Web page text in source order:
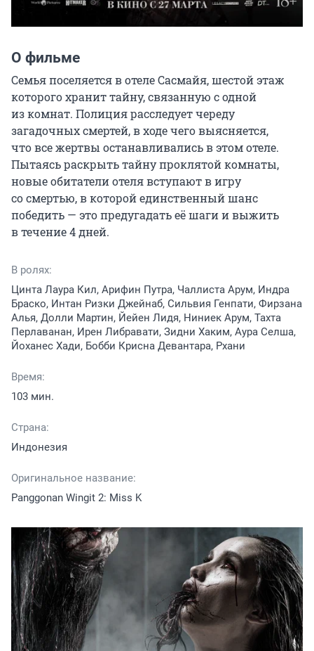
О фильме
Семья поселяется в отеле Сасмайя, шестой этаж
которого хранит тайну, связанную с одной
из комнат. Полиция расследует череду
загадочных смертей, в ходе чего выясняется,
что все жертвы останавливались в этом отеле.
Пытаясь раскрыть тайну проклятой комнаты,
новые обитатели отеля вступают в игру
со смертью, в которой единственный шанс
победить — это предугадать её шаги и выжить
в течение 4 дней.
В ролях:
Цинта Лаура Кил, Арифин Путра, Чаллиста Арум, Индра
Браско, Интан Ризки Джейнаб, Сильвия Генпати, Фирзана
Алья, Долли Мартин, Йейен Лидя, Ниниек Арум, Тахта
Перлаванан, Ирен Либравати, Зидни Хаким, Аура Селша,
Йоханес Хади, Бобби Крисна Девантара, Рхани
Время:
103 мин.
Страна:
Индонезия
Оригинальное название:
Panggonan Wingit 2: Miss K